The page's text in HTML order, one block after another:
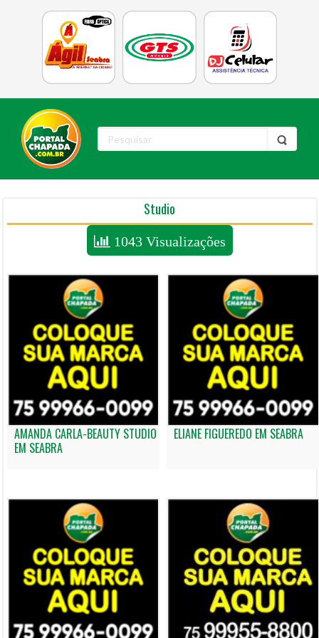
Studio
1043 Visualizações
AMANDA CARLA-BEAUTY STUDIO
EM SEABRA
ELIANE FIGUEREDO EM SEABRA